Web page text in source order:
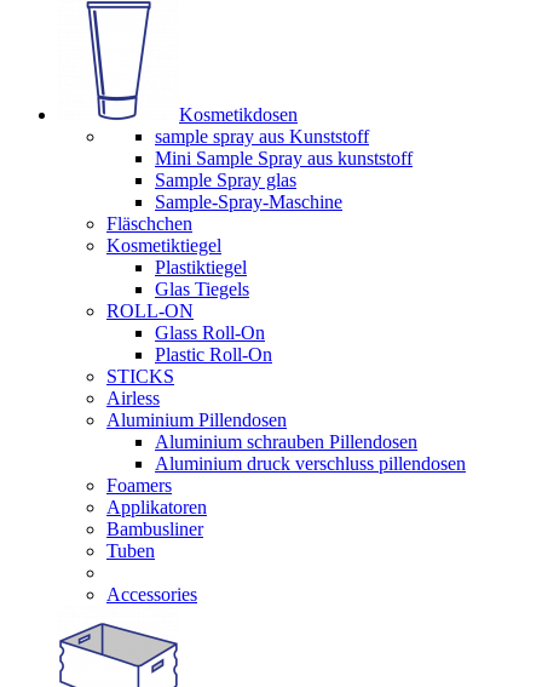
Kosmetikdosen
sample spray aus Kunststoff
Mini Sample Spray aus kunststoff
Sample Spray glas
Sample-Spray-Maschine
Fläschchen
Kosmetiktiegel
Plastiktiegel
Glas Tiegels
ROLL-ON
Glass Roll-On
Plastic Roll-On
STICKS
Airless
Aluminium Pillendosen
Aluminium schrauben Pillendosen
Aluminium druck verschluss pillendosen
Foamers
Applikatoren
Bambusliner
Tuben
Accessories